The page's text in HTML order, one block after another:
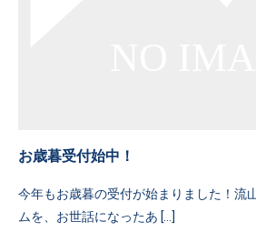
お歳暮受付始中！
今年もお歳暮の受付が始まりました！流
ムを、お世話になったあ […]